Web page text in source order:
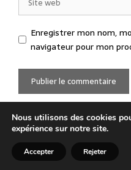
web
Enregistrer mon nom,
navigateur pour mon
© 2026 La Passerelle
Nous utilisons des cookies
expérience sur notre site.
Accepter Rejeter